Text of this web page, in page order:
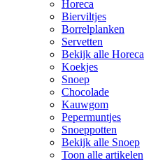
Horeca
Bierviltjes
Borrelplanken
Servetten
Bekijk alle Horeca
Koekjes
Snoep
Chocolade
Kauwgom
Pepermuntjes
Snoeppotten
Bekijk alle Snoep
Toon alle artikelen